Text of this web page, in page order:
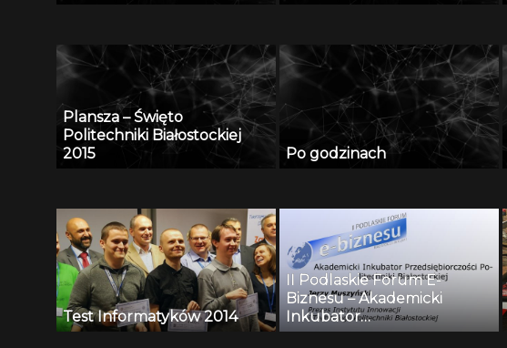
Plansza – Święto
Politechniki Białostockiej
2015
Po godzinach
Test Informatyków 2014
II Podlaskie Forum E-
Biznesu – Akademicki
Inkubator
Przedsiębiorczości